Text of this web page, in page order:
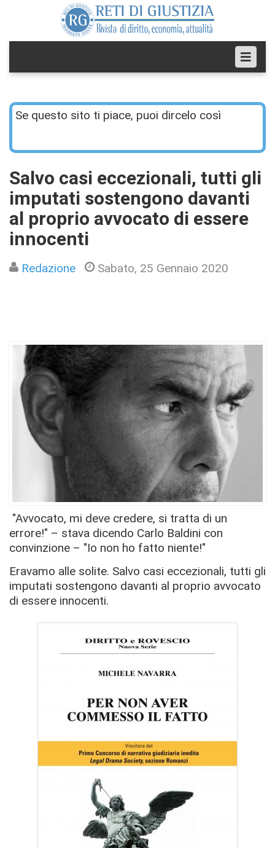
Se questo sito ti piace, puoi dircelo così
Salvo casi eccezionali, tutti gli
imputati sostengono davanti
al proprio avvocato di essere
innocenti
Redazione Sabato, 25 Gennaio 2020
"Avvocato, mi deve credere, si tratta di un
errore!" – stava dicendo Carlo Baldini con
convinzione – "Io non ho fatto niente!"
Eravamo alle solite. Salvo casi eccezionali, tutti gli
imputati sostengono davanti al proprio avvocato
di essere innocenti.